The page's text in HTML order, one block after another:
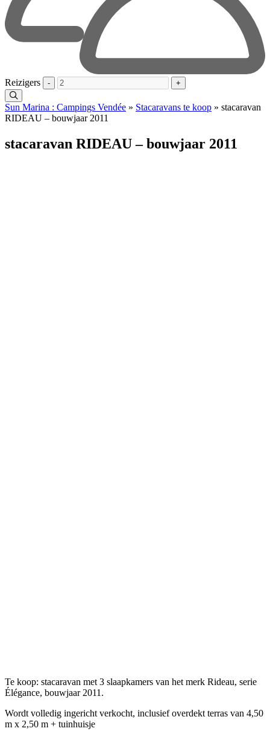
Reizigers - +
Sun Marina : Campings Vendée » Stacaravans te koop » stacaravan
RIDEAU – bouwjaar 2011
stacaravan RIDEAU – bouwjaar 2011
Te koop: stacaravan met 3 slaapkamers van het merk Rideau, serie
Élégance, bouwjaar 2011.
Wordt volledig ingericht verkocht, inclusief overdekt terras van 4,50
m x 2,50 m + tuinhuisje